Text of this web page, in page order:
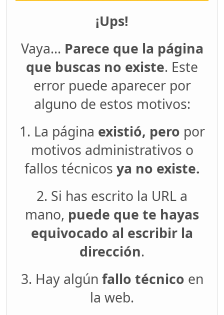
¡Ups!
Vaya... Parece que la página
que buscas no existe. Este
error puede aparecer por
alguno de estos motivos:
1. La página existió, pero por
motivos administrativos o
fallos técnicos ya no existe.
2. Si has escrito la URL a
mano, puede que te hayas
equivocado al escribir la
dirección.
3. Hay algún fallo técnico en
la web.